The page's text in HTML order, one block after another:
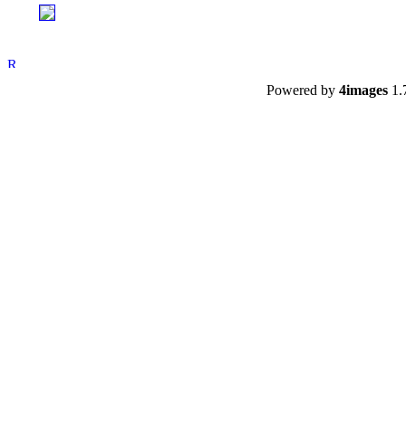
Powered by 4images